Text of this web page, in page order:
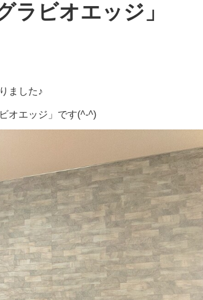
ラビオエッジ」
ました♪
オエッジ」です(^-^)